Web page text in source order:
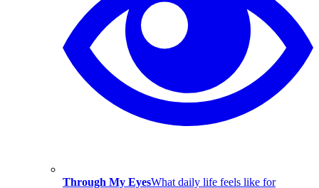
Through My EyesWhat daily life feels like for